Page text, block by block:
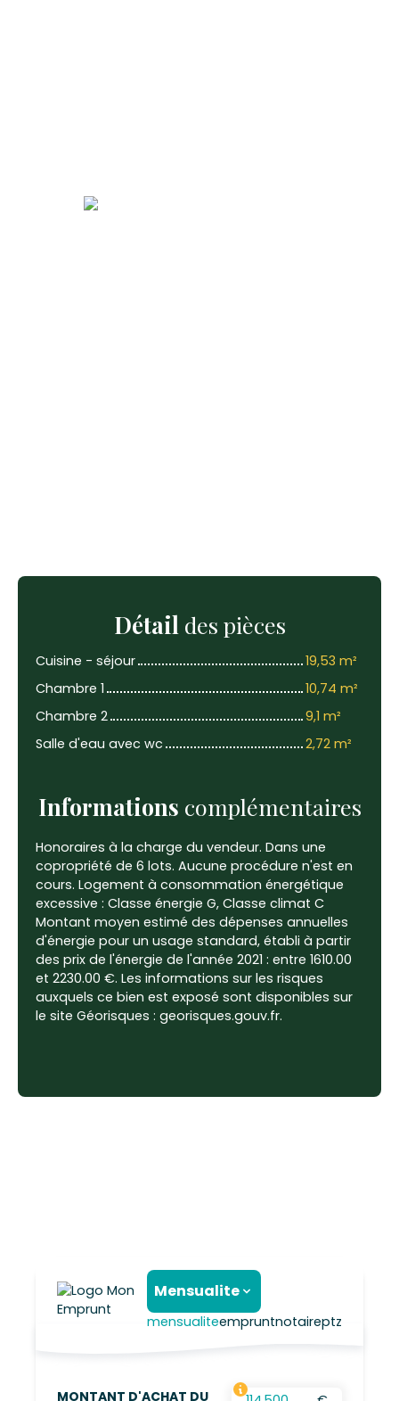
Détail des pièces
Cuisine - séjour
19,53 m²
Chambre 1
10,74 m²
Chambre 2
9,1 m²
Salle d'eau avec wc
2,72 m²
Informations complémentaires
Honoraires à la charge du vendeur. Dans une
copropriété de 6 lots. Aucune procédure n'est en
cours. Logement à consommation énergétique
excessive : Classe énergie G, Classe climat C
Montant moyen estimé des dépenses annuelles
d'énergie pour un usage standard, établi à partir
des prix de l'énergie de l'année 2021 : entre 1610.00
et 2230.00 €. Les informations sur les risques
auxquels ce bien est exposé sont disponibles sur
le site Géorisques : georisques.gouv.fr.
Mensualite
mensualiteempruntnotaireptz
MONTANT D'ACHAT DU